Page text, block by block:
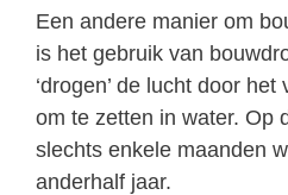
Een andere manier om
is het gebruik van
‘drogen’ de lucht door
om te zetten in water. Op
slechts enkele maanden
anderhalf jaar.